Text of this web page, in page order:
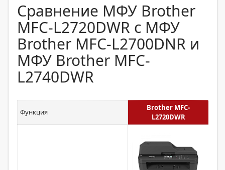
Сравнение МФУ Brother
MFC-L2720DWR с МФУ
Brother MFC-L2700DNR и
МФУ Brother MFC-
L2740DWR
Функция
Brother MFC-
L2720DWR